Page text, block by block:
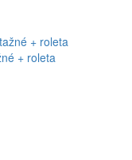
+ roleta